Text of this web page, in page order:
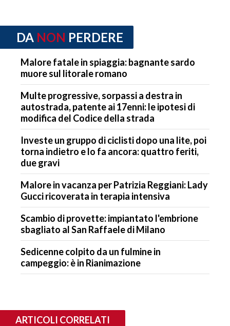
DA NON PERDERE
Malore fatale in spiaggia: bagnante sardo
muore sul litorale romano
Multe progressive, sorpassi a destra in
autostrada, patente ai 17enni: le ipotesi di
modifica del Codice della strada
Investe un gruppo di ciclisti dopo una lite, poi
torna indietro e lo fa ancora: quattro feriti,
due gravi
Malore in vacanza per Patrizia Reggiani: Lady
Gucci ricoverata in terapia intensiva
Scambio di provette: impiantato l'embrione
sbagliato al San Raffaele di Milano
Sedicenne colpito da un fulmine in
campeggio: è in Rianimazione
ARTICOLI CORRELATI